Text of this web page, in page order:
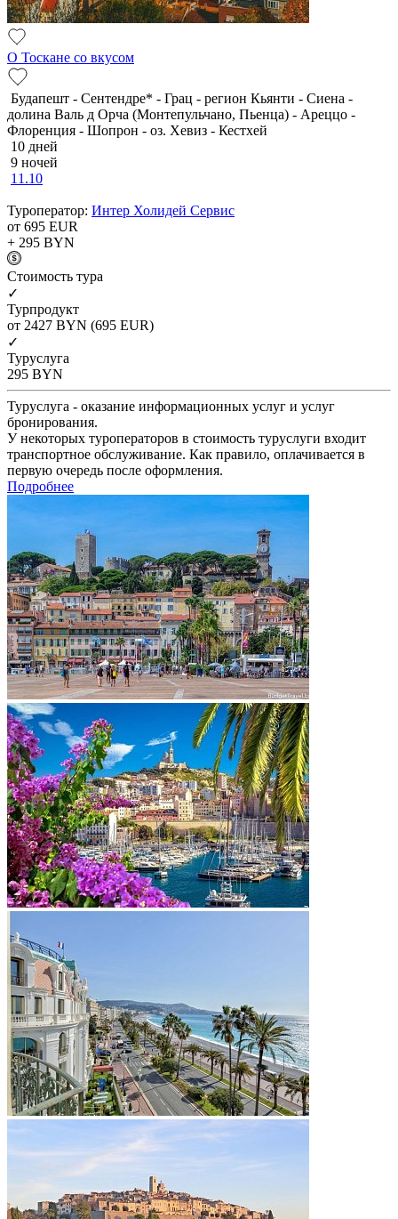
О Тоскане со вкусом
Будапешт - Сентендре* - Грац - регион Кьянти - Сиена -
долина Валь д Орча (Монтепульчано, Пьенца) - Ареццо -
Флоренция - Шопрон - оз. Хевиз - Кестхей
10 дней
9 ночей
11.10
Туроператор: Интер Холидей Сервис
от 695 EUR
+ 295 BYN
Cтоимость тура
✓
Турпродукт
от 2427 BYN (695 EUR)
✓
Туруслуга
295 BYN
Туруслуга - оказание информационных услуг и услуг
бронирования.
У некоторых туроператоров в стоимость туруслуги входит
транспортное обслуживание. Как правило, оплачивается в
первую очередь после оформления.
Подробнее